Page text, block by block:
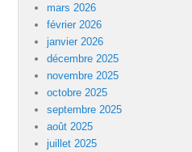
mars 2026
février 2026
janvier 2026
décembre 2025
novembre 2025
octobre 2025
septembre 2025
août 2025
juillet 2025